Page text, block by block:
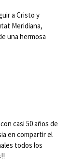
a Cristo y
Meridiana,
una hermosa
casi 50 años de
en compartir el
todos los